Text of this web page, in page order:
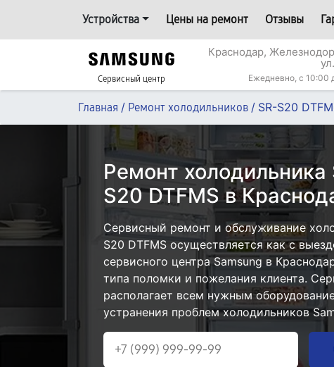
Устройства Цены на ремонт Отзывы
Сервисный центр
Краснодар,
Ежедневно, с 10:00
Главная / Ремонт холодильников / SR-S20
Ремонт холодильника
S20 DTFMS в
Сервисный ремонт и обслуживание
S20 DTFMS осуществляется как с
сервисного центра Samsung в
типа поломки и пожелания клиента.
располагает всем нужным
устранения проблем холодильников